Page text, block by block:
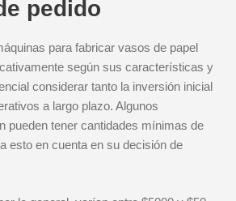
pedido
para fabricar vasos de papel
según sus características y
considerar tanto la inversión inicial
a largo plazo. Algunos
pueden tener cantidades mínimas de
esto en cuenta en su decisión de